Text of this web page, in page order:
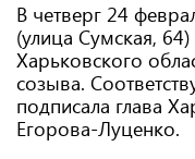
В четверг 24
(улица Сумская, 64)
Харьковского
созыва.
подписала глава
Егорова-Луценко.